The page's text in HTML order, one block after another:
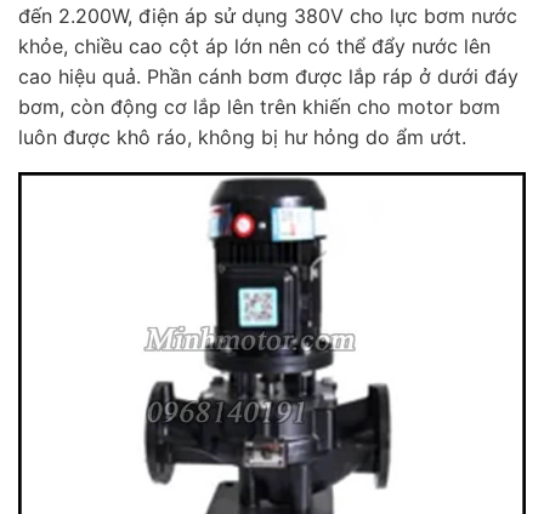
đến 2.200W, điện áp sử dụng 380V cho lực bơm nước
khỏe, chiều cao cột áp lớn nên có thể đẩy nước lên
cao hiệu quả. Phần cánh bơm được lắp ráp ở dưới đáy
bơm, còn động cơ lắp lên trên khiến cho motor bơm
luôn được khô ráo, không bị hư hỏng do ẩm ướt.